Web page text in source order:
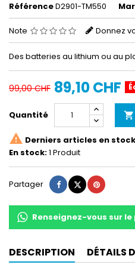
RéférenceD2901-TM550
Note Donnez
Des batteries au lithium ou au
99,00 CHF 89,10 CHF
Quantité 
 Derniers articles en stock
En stock:1 Produit
Partager Partager
TweetPinterest
Renseignez-vous sur
DESCRIPTION DÉTAILS